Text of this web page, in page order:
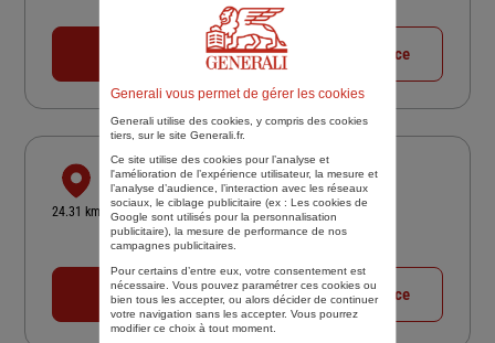
Fermé aujourd'hui
Voir la fiche agence
24.31 km
SARL ASSURANCES CONCEPT
112 COURS VITTON
69006 LYON
Fermé aujourd'hui
04 78 52 39 74 Voir la fiche agence
Generali vous permet de gérer les cookies
Generali utilise des cookies, y compris des cookies
tiers, sur le site Generali.fr.
Ce site utilise des cookies pour l’analyse et
l'amélioration de l’expérience utilisateur, la mesure et
l’analyse d’audience, l’interaction avec les réseaux
sociaux, le ciblage publicitaire (ex : Les cookies de
Google sont utilisés pour la personnalisation
publicitaire), la mesure de performance de nos
campagnes publicitaires.
Pour certains d’entre eux, votre consentement est
nécessaire. Vous pouvez paramétrer ces cookies ou
bien tous les accepter, ou alors décider de continuer
votre navigation sans les accepter. Vous pourrez
modifier ce choix à tout moment.